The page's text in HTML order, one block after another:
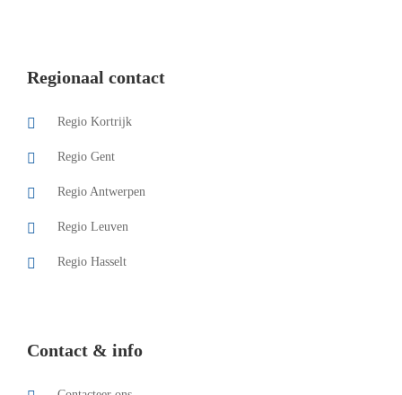
Regionaal contact
Regio Kortrijk
Regio Gent
Regio Antwerpen
Regio Leuven
Regio Hasselt
Contact & info